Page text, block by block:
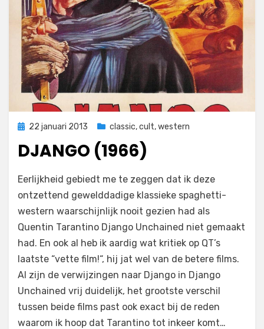
Geplaatst
22 januari 2013 classic,cult,western
DJANGO (1966)
door Filmofiel.nl
5 reacties
Django
(1966)
Eerlijkheid gebiedt me te zeggen dat ik deze
ontzettend gewelddadige klassieke spaghetti-
western waarschijnlijk nooit gezien had als
Quentin Tarantino Django Unchained niet gemaakt
had. En ook al heb ik aardig wat kritiek op QT’s
laatste “vette film!“, hij jat wel van de betere films.
Al zijn de verwijzingen naar Django in Django
Unchained vrij duidelijk, het grootste verschil
tussen beide films past ook exact bij de reden
waarom ik hoop dat Tarantino tot inkeer komt…